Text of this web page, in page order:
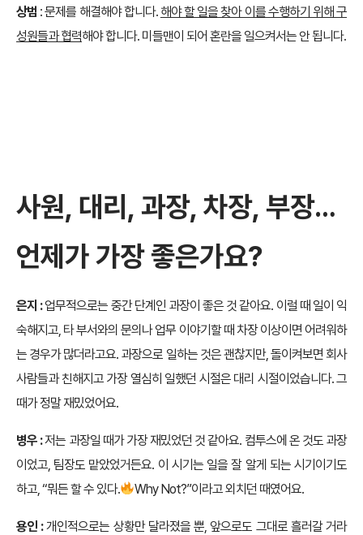
상범 : 문제를 해결해야 합니다. 해야 할 일을 찾아 이를 수행하기 위해 구
성원들과 협력해야 합니다. 미들맨이 되어 혼란을 일으켜서는 안 됩니다.
사원, 대리, 과장, 차장, 부장…
언제가 가장 좋은가요?
은지 :업무적으로는 중간 단계인 과장이 좋은 것 같아요. 이럴 때 일이 익
숙해지고, 타 부서와의 문의나 업무 이야기할 때 차장 이상이면 어려워하
는 경우가 많더라고요. 과장으로 일하는 것은 괜찮지만, 돌이켜보면 회사
사람들과 친해지고 가장 열심히 일했던 시절은 대리 시절이었습니다. 그
때가 정말 재밌었어요.
병우 :저는 과장일 때가 가장 재밌었던 것 같아요. 컴투스에 온 것도 과장
이었고, 팀장도 맡았었거든요. 이 시기는 일을 잘 알게 되는 시기이기도
하고, “뭐든 할 수 있다.
Why Not?”이라고 외치던 때였어요.
용인 :개인적으로는 상황만 달라졌을 뿐, 앞으로도 그대로 흘러갈 거라